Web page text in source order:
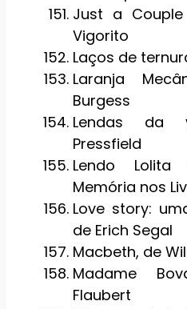
Just a
Vigorito
Laços de
Laranja
Burgess
Lendas da
Pressfield
Lendo
Memória nos
Love story:
de Erich Segal
Macbeth, de
Madame
Flaubert